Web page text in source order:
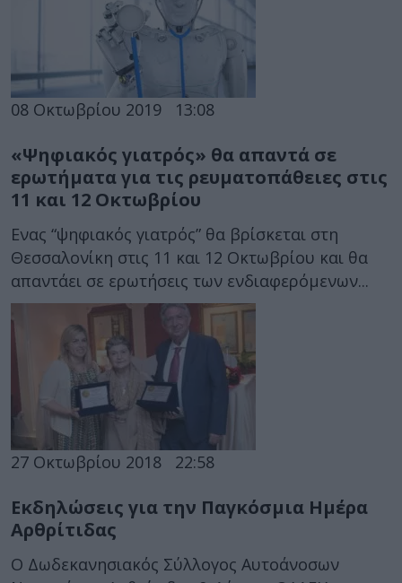
08 Οκτωβρίου 2019 13:08
«Ψηφιακός γιατρός» θα απαντά σε
ερωτήματα για τις ρευματοπάθειες στις
11 και 12 Οκτωβρίου
Ενας “ψηφιακός γιατρός” θα βρίσκεται στη
Θεσσαλονίκη στις 11 και 12 Οκτωβρίου και θα
απαντάει σε ερωτήσεις των ενδιαφερόμενων...
27 Οκτωβρίου 2018 22:58
Εκδηλώσεις για την Παγκόσμια Ημέρα
Αρθρίτιδας
Ο Δωδεκανησιακός Σύλλογος Αυτοάνοσων